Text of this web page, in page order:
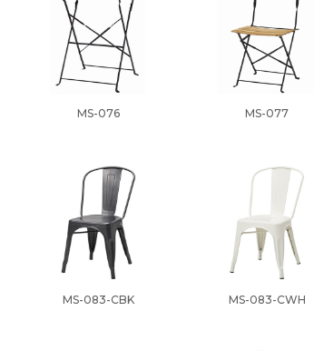
MS-076 MS-077
MS-083-CBK MS-083-CWH